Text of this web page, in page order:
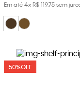
Em até4xR$119,75sem
50%OFF